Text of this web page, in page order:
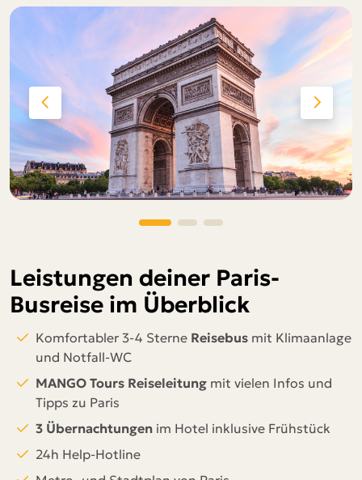
Leistungen deiner Paris-
Busreise im Überblick
Komfortabler 3-4 Sterne Reisebus mit Klimaanlage
und Notfall-WC
MANGO Tours Reiseleitung mit vielen Infos und
Tipps zu Paris
3 Übernachtungen im Hotel inklusive Frühstück
24h Help-Hotline